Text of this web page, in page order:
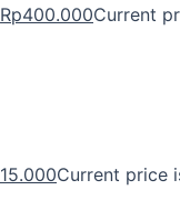
Rp400.000Current
15.000Current price